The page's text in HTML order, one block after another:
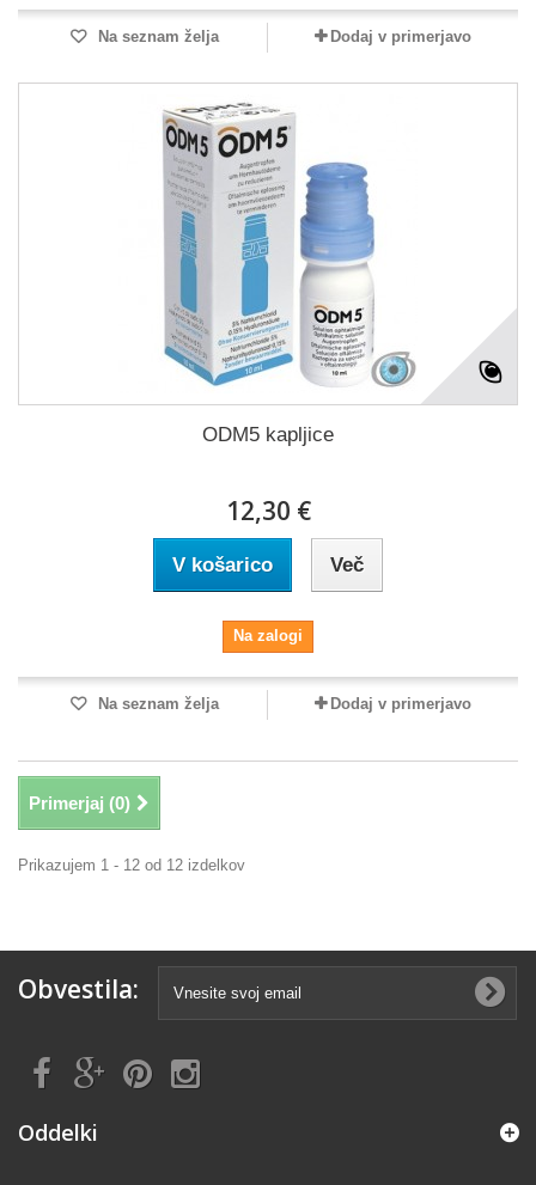
Na seznam želja Dodaj v primerjavo
ODM5 kapljice
12,30 €
V košarico Več
Na zalogi
Na seznam želja Dodaj v primerjavo
Primerjaj (0)
Prikazujem 1 - 12 od 12 izdelkov
Obvestila:
Oddelki